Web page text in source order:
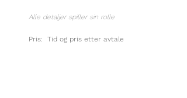
Alle detaljer spiller sin rolle
Pris: Tid og pris etter avtale